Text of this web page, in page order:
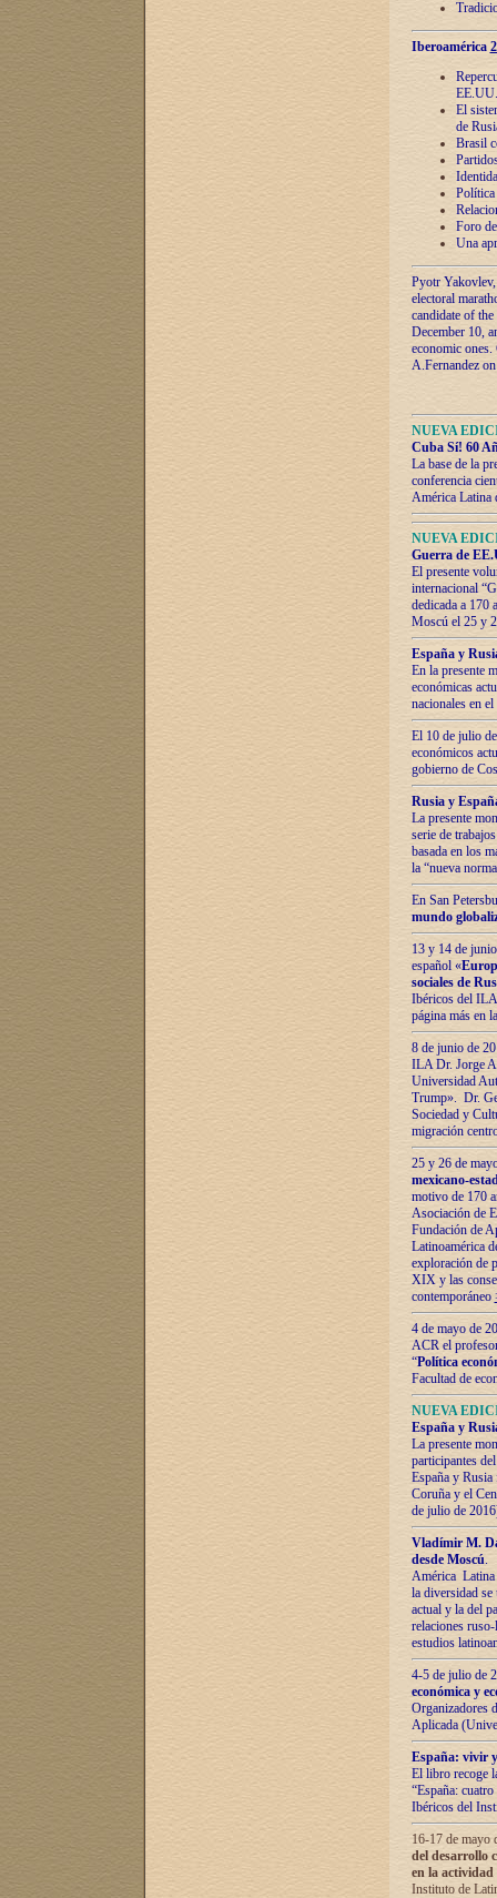
Iberoamérica
EE.UU.
El
de
Brasil
Política
Foro
Una
Pyotr
electoral
candidate of
December 10,
economic
A.Fernandez
NUEVA
Cuba Sí! 60
La base de la
conferencia
América Latina
NUEVA
Guerra de
El presente
internacional
dedicada a 170
Moscú el 25 y
España y
En la presente
económicas
nacionales en
El 10 de julio
económicos
gobierno de
Rusia y
La presente
serie de
basada en los
la “nueva
En San
mundo
13 y 14 de
español «
sociales de
Ibéricos del ILA
página más en
8 de junio de
ILA Dr. Jorge
Universidad
Trump». Dr.
Sociedad y
migración
25 y 26 de
mexicano-
motivo de 170
Asociación de
Fundación de
Latinoamérica
exploración de
XIX y las
contemporáneo
4 de mayo de
ACR el
“Política
Facultad de
NUEVA
España y
La presente
participantes
España y
Coruña y el
de julio de
Vladímir М.
desde Moscú.
América Latina
la diversidad
actual у lа del
relaciones
estudios
4-5 de julio de
económica y
Organizadores
Aplicada
España: vivir
El libro recoge
“España:
Ibéricos del
16-17 de mayo
del desarrollo
en la
Instituto de